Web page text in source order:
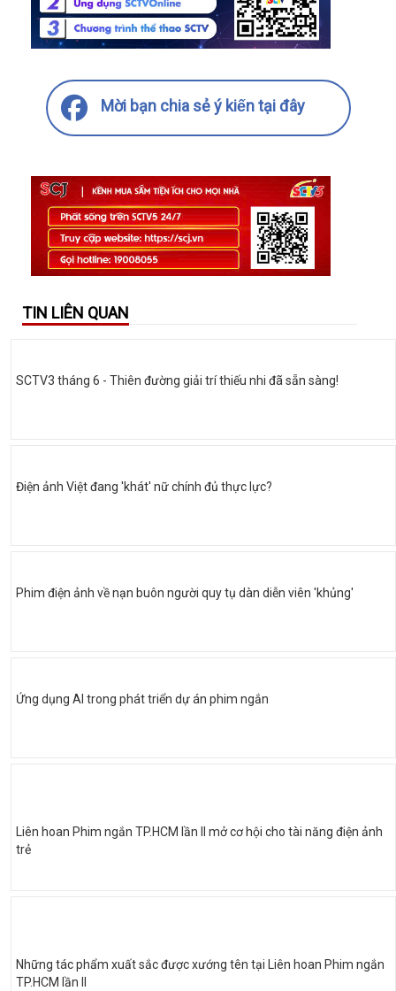
Mời bạn chia sẻ ý kiến tại đây
TIN LIÊN QUAN
SCTV3 tháng 6 - Thiên đường giải trí thiếu nhi đã sẵn sàng!
Điện ảnh Việt đang 'khát' nữ chính đủ thực lực?
Phim điện ảnh về nạn buôn người quy tụ dàn diễn viên 'khủng'
Ứng dụng AI trong phát triển dự án phim ngắn
Liên hoan Phim ngắn TP.HCM lần II mở cơ hội cho tài năng điện ảnh
trẻ
Những tác phẩm xuất sắc được xướng tên tại Liên hoan Phim ngắn
TP.HCM lần II